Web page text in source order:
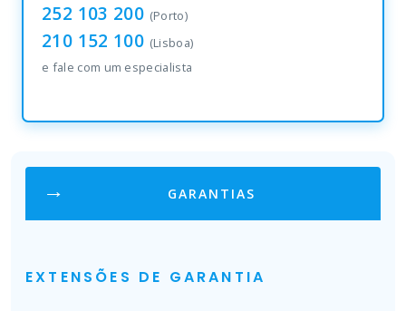
252 103 200 (Porto)
210 152 100 (Lisboa)
e fale com um especialista
GARANTIAS
EXTENSÕES DE GARANTIA